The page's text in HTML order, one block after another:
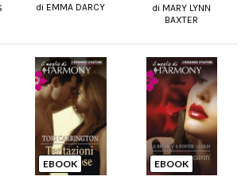
di EMMA DARCY
di MARY LYNN
BAXTER
EBOOK EBOOK